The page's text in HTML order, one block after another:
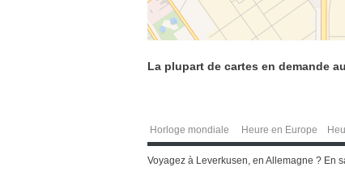
La plupart de cartes en demande
Horloge mondiale Heure en Europe
Voyagez à Leverkusen, en Allemagne ? En